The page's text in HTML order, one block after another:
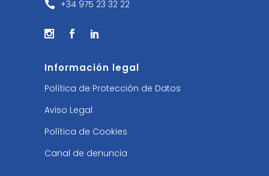
+34 975 23 32 22
Información legal
Política de Protección de Datos
Aviso Legal
Política de Cookies
Canal de denuncia